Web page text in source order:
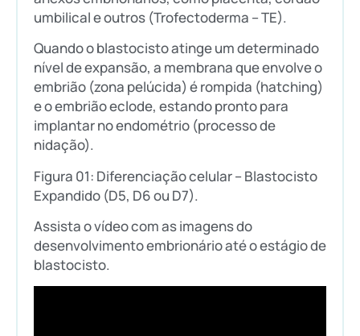
umbilical e outros (Trofectoderma – TE).
Quando o blastocisto atinge um determinado
nível de expansão, a membrana que envolve o
embrião (zona pelúcida) é rompida (hatching)
e o embrião eclode, estando pronto para
implantar no endométrio (processo de
nidação).
Figura 01: Diferenciação celular – Blastocisto
Expandido (D5, D6 ou D7).
Assista o vídeo com as imagens do
desenvolvimento embrionário até o estágio de
blastocisto.